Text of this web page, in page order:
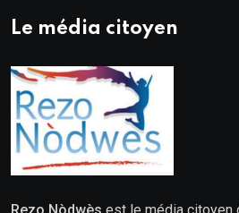
Le média citoyen